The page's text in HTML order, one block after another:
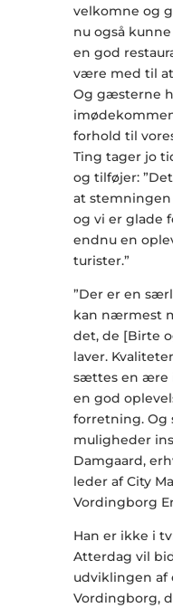
velkomne og
nu også
en god
være med til
Og gæsterne
forhold til
Ting tager jo
og tilføjer:
at stemningen
og vi er glade
endnu en
turister.”
”Der er en
kan nærmest
det, de [Birte
laver.
sættes en ære
en god
forretning. Og
muligheder
Damgaard,
leder af City
Vordingborg
Han er ikke i
Atterdag vil
udviklingen af
Vordingborg,